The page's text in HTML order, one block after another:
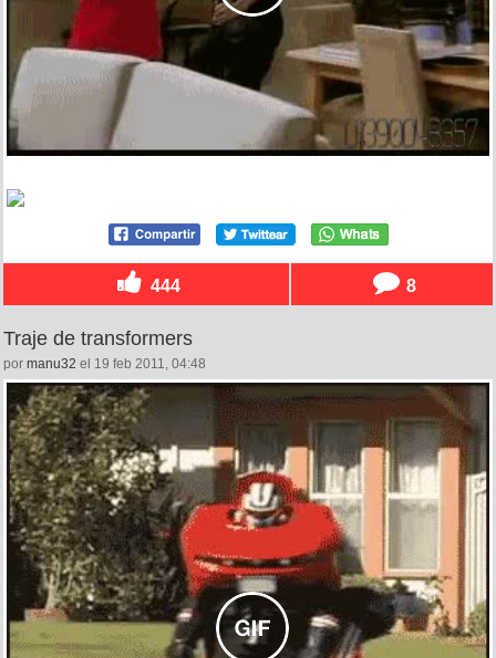
444 8
Traje de transformers
por manu32 el 19 feb 2011, 04:48